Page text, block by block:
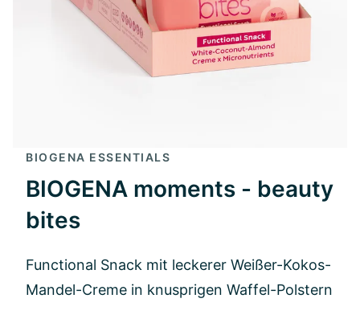
BIOGENA ESSENTIALS
BIOGENA moments - beauty
bites
Functional Snack mit leckerer Weißer-Kokos-
Mandel-Creme in knusprigen Waffel-Polstern